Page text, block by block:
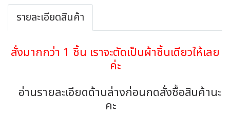
รายละเอียดสินค้า
สั่งมากกว่า 1 ชิ้น เราจะตัดเป็นผ้าชิ้นเดียวให้เลย
ค่ะ
อ่านรายละเอียดด้านล่างก่อนกดสั่งซื้อสินค้านะ
คะ